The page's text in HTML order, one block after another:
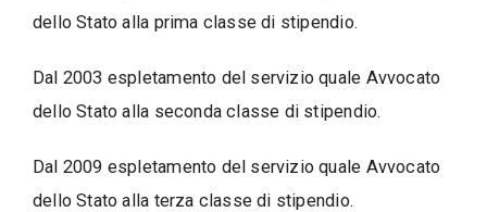
dello Stato alla prima classe di stipendio.
Dal 2003 espletamento del servizio quale Avvocato
dello Stato alla seconda classe di stipendio.
Dal 2009 espletamento del servizio quale Avvocato
dello Stato alla terza classe di stipendio.